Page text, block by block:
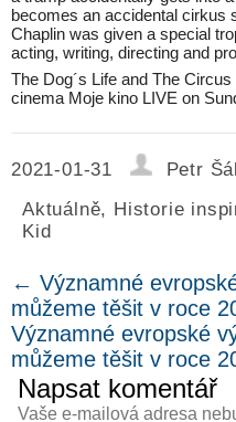
becomes an accidental cirkus
Chaplin was given a special
acting, writing, directing and
The Dog´s Life and The
cinema Moje kino LIVE on
2021-01-31
Petr
Aktuálně, Historie
Kid
← Významné
můžeme těšit v roce
Významné evropské
můžeme těšit v roce
Napsat komentář
Vaše e-mailová adresa